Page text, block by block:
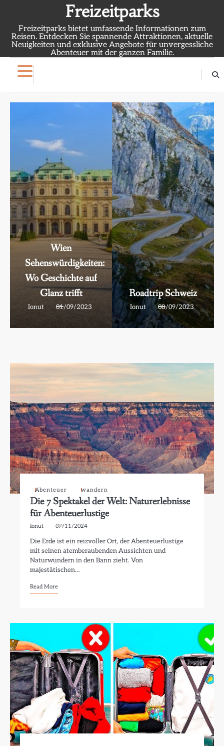
content
Freizeitparks
Freizeitparks bietet umfassende Informationen zum
Reisen. Entdecken Sie spannende Attraktionen, aktuelle
Neuigkeiten und exklusive Angebote für unvergessliche
Abenteuer mit der ganzen Familie.
Wien
Sehenswürdigkeiten:
Wo Geschichte auf
Glanz trifft
Ionut 01/09/2023
Roadtrip Schweiz
Ionut 08/09/2023
Abenteuer wandern
Die 7 Spektakel der Welt: Naturerlebnisse
für Abenteuerlustige
Ionut 07/11/2024
Die Erde ist ein reizvoller Ort, der Abenteuerlustige
mit seinen atemberaubenden Aussichten und
Naturwundern in den Bann zieht. Von
majestätischen…
Read More